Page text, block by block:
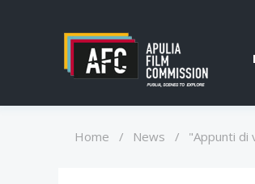
Home / News / "Appunti di